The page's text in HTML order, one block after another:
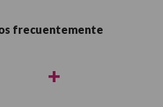
frecuentemente
+